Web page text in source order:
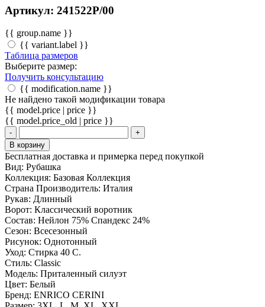
Артикул: 241522P/00
{{ group.name }}
{{ variant.label }}
Таблица размеров
Выберите размер:
Получить консультацию
{{ modification.name }}
Не найдено такой модификации товара
{{ model.price | price }}
{{ model.price_old | price }}
-
+
В корзину
Бесплатная доставка и примерка перед покупкой
Вид: Рубашка
Коллекция: Базовая Коллекция
Страна Производитель: Италия
Рукав: Длинный
Ворот: Классический воротник
Состав: Нейлон 75% Спандекс 24%
Сезон: Всесезонный
Рисунок: Однотонный
Уход: Стирка 40 С.
Стиль: Classic
Модель: Приталенный силуэт
Цвет: Белый
Бренд: ENRICO CERINI